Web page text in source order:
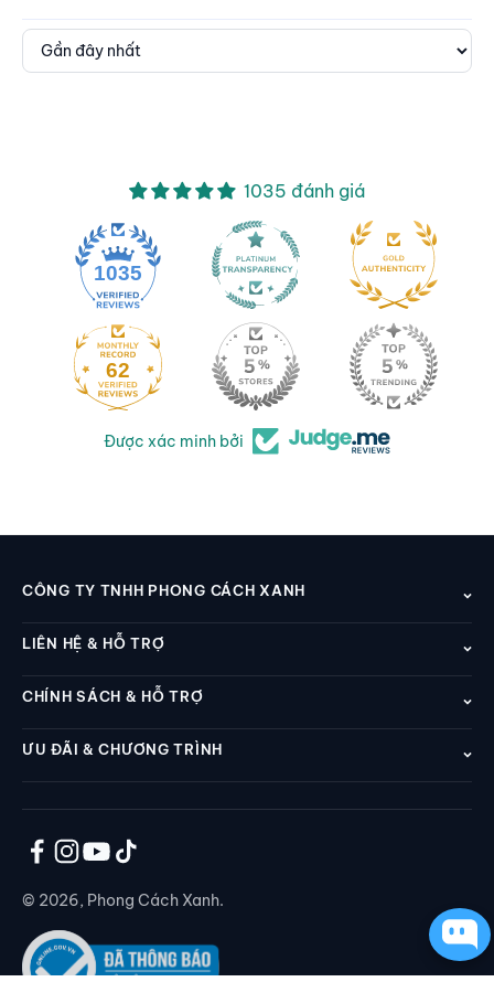
Sort by
1035 đánh giá
1035
62
Được xác minh bởi
CÔNG TY TNHH PHONG CÁCH XANH
LIÊN HỆ & HỖ TRỢ
CHÍNH SÁCH & HỖ TRỢ
ƯU ĐÃI & CHƯƠNG TRÌNH
© 2026, Phong Cách Xanh.